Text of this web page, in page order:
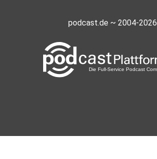
podcast.de ~ 2004-2026